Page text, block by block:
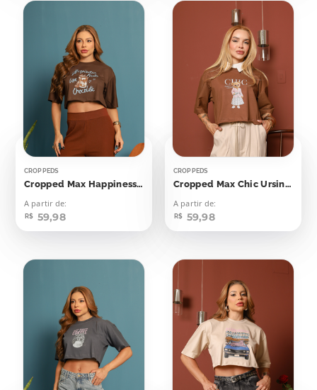
CROPPEDS
Cropped Max Happiness Tastes Like Chocolate
A partir de:
R$ 59,98
CROPPEDS
Cropped Max Chic Ursinha
A partir de:
R$ 59,98